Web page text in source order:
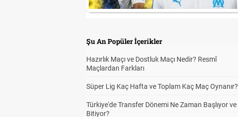
Şu An Popüler İçerikler
Hazırlık Maçı ve Dostluk Maçı Nedir? Resmî
Maçlardan Farkları
Süper Lig Kaç Hafta ve Toplam Kaç Maç Oynanır?
Türkiye'de Transfer Dönemi Ne Zaman Başlıyor ve
Bitiyor?